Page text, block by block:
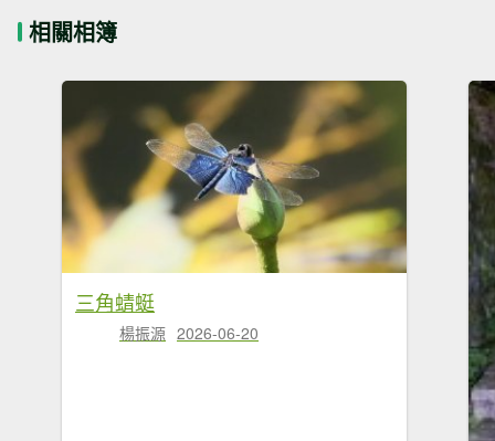
相關相簿
三角蜻蜓
楊振源 2026-06-20